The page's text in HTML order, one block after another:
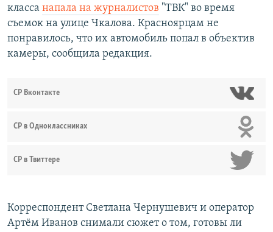
класса напала на журналистов "ТВК" во время
съемок на улице Чкалова. Красноярцам не
понравилось, что их автомобиль попал в объектив
камеры, сообщила редакция.
СР Вконтакте
СР в Одноклассниках
СР в Твиттере
Корреспондент Светлана Чернушевич и оператор
Артём Иванов снимали сюжет о том, готовы ли